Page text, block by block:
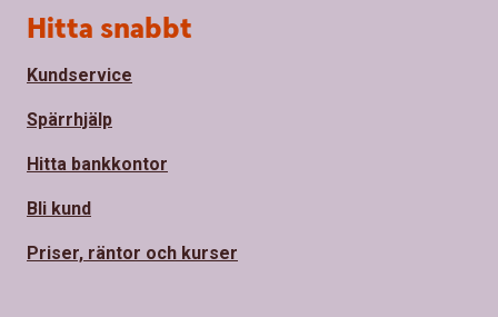
Sidfot
Hitta snabbt
Kundservice
Spärrhjälp
Hitta bankkontor
Bli kund
Priser, räntor och kurser